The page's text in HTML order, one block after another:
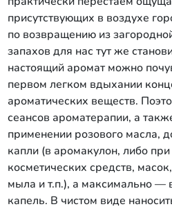
присутствующих в воздухе
по возвращению из
запахов для нас тут же
настоящий аромат можно
первом легком вдыхании
ароматических веществ.
сеансов ароматерапии, а
применении розового масла,
капли (в аромакулон, либо
косметических средств,
мыла и т.п.), а максимально —
капель. В чистом виде